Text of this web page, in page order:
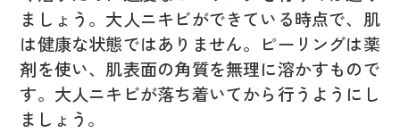
ましょう。大人ニキビができている時点で、肌
は健康な状態ではありません。ピーリングは薬
剤を使い、肌表面の角質を無理に溶かすもので
す。大人ニキビが落ち着いてから行うようにし
ましょう。